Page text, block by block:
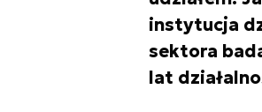
instytucja
sektora
lat